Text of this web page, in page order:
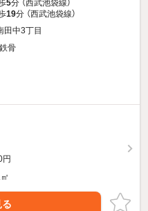
5分 （西武池袋線）
19分 （西武池袋線）
田中3丁目
骨
円